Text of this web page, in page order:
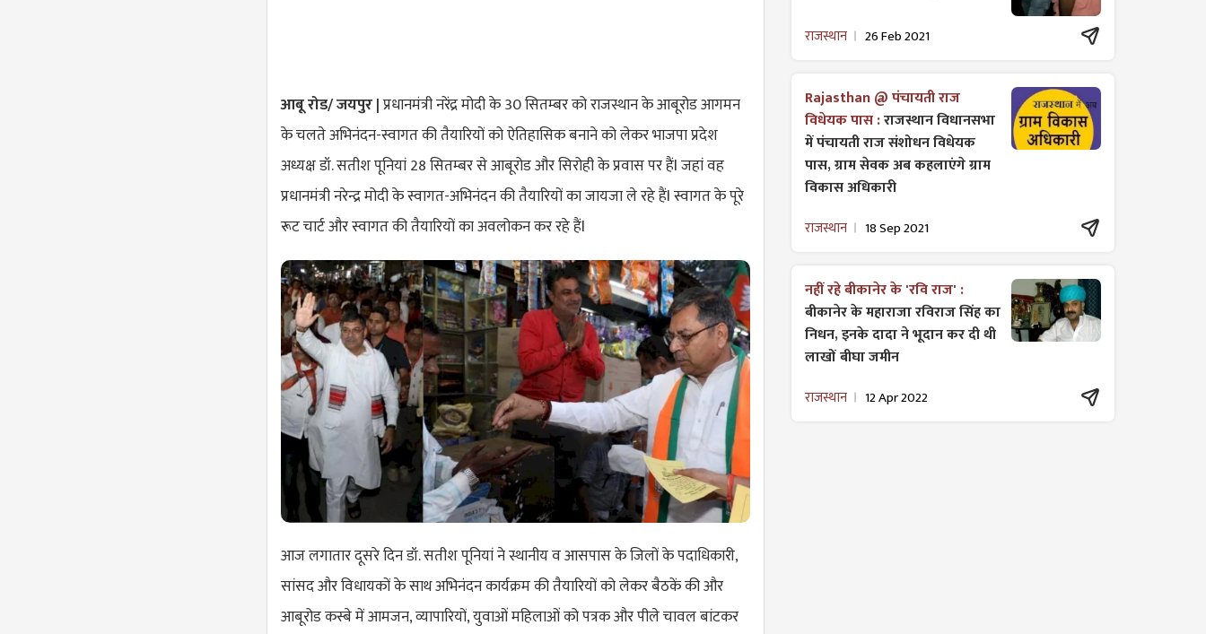
आबू रोड/ जयपुर |प्रधानमंत्री नरेंद्र मोदी के 30 सितम्बर को राजस्थान के आबूरोड आगमन
के चलते अभिनंदन-स्वागत की तैयारियों को ऐतिहासिक बनाने को लेकर भाजपा प्रदेश
अध्यक्ष डॉ. सतीश पूनियां 28 सितम्बर से आबूरोड और सिरोही के प्रवास पर हैंl जहां वह
प्रधानमंत्री नरेन्द्र मोदी के स्वागत-अभिनंदन की तैयारियों का जायजा ले रहे हैंl स्वागत के पूरे
रूट चार्ट और स्वागत की तैयारियों का अवलोकन कर रहे हैंl
आज लगातार दूसरे दिन डॉ. सतीश पूनियां ने स्थानीय व आसपास के जिलों के पदाधिकारी,
सांसद और विधायकों के साथ अभिनंदन कार्यक्रम की तैयारियों को लेकर बैठकें की और
आबूरोड कस्बे में आमजन, व्यापारियों, युवाओं महिलाओं को पत्रक और पीले चावल बांटकर
राजस्थान 26 Feb 2021
Rajasthan @ पंचायती राज
विधेयक पास :राजस्थान विधानसभा
में पंचायती राज ​संशोधन विधेयक
पास, ग्राम सेवक अब कहलाएंगे ग्राम
विकास अधिकारी
राजस्थान 18 Sep 2021
नहीं रहे बीकानेर के 'रवि राज' :
बीकानेर के महाराजा रविराज सिंह का
निधन, इनके दादा ने भूदान कर दी थी
लाखों बीघा जमीन
राजस्थान 12 Apr 2022